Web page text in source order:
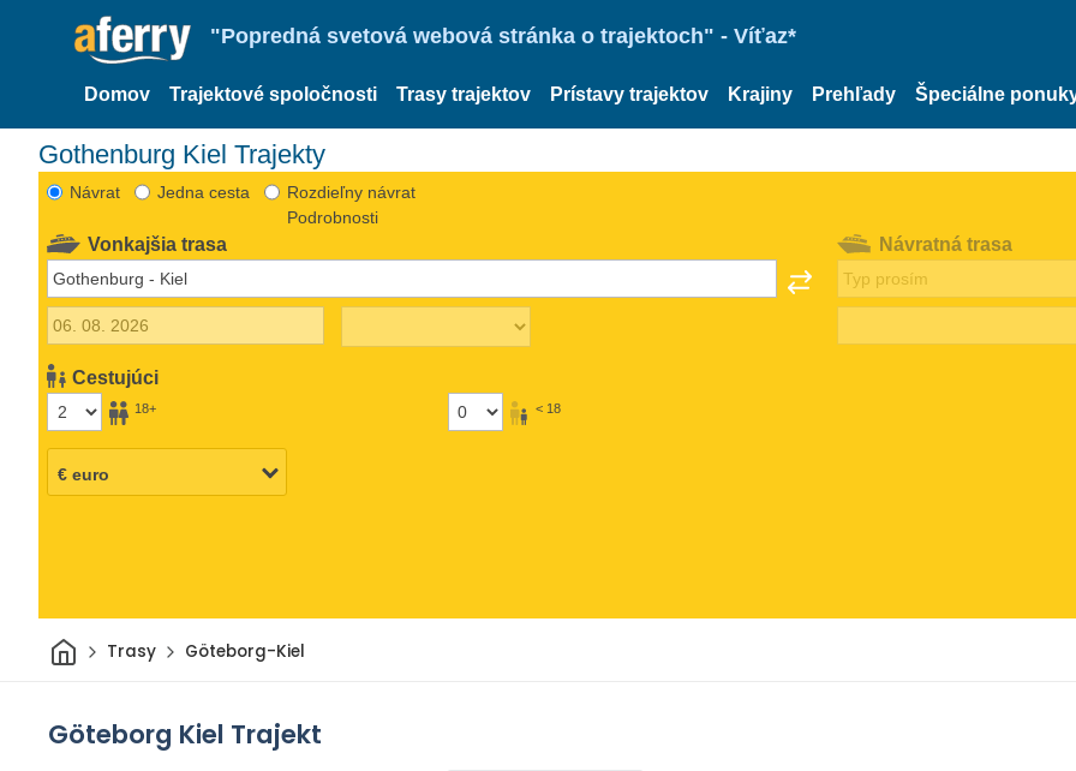
"Popredná svetová webová stránka o trajektoch" - Víťaz*
Domov Trajektové spoločnosti Trasy trajektov Prístavy trajektov Krajiny Prehľady Špeciálne
Gothenburg Kiel Trajekty
Návrat Jedna cesta
Rozdieľny návrat
Podrobnosti
Vonkajšia trasa
Cestujúci
18+ < 18
Návratná trasa
Domov
Trasy Göteborg-Kiel
Göteborg Kiel Trajekt